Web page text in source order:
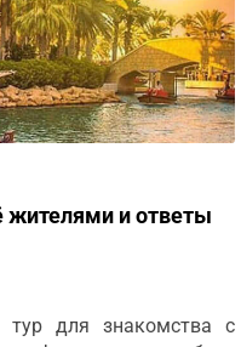
жителями и ответы
тур для знакомства с